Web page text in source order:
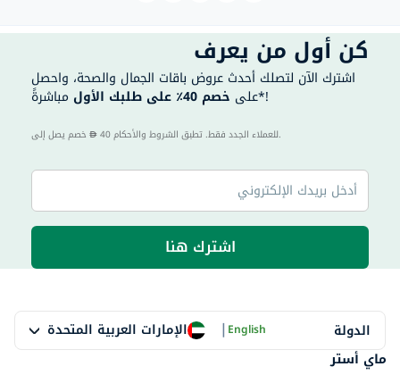
كن أول من يعرف
اشترك الآن لتصلك أحدث عروض باقات الجمال والصحة، واحصل
على خصم 40٪ على طلبك الأول مباشرةً*!
40 للعملاء الجدد فقط. تطبق الشروط والأحكام.
اشترك هنا
الدولة الإمارات العربية المتحدة |English
ماي أستر